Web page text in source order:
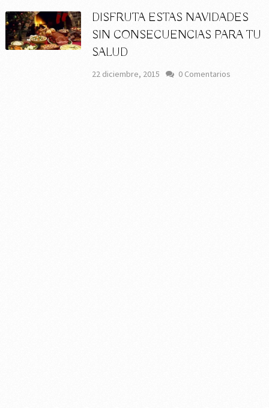
DISFRUTA ESTAS NAVIDADES
SIN CONSECUENCIAS PARA TU
SALUD
22 diciembre, 2015 0 Comentarios